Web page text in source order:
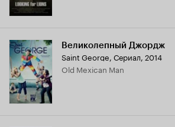
Великолепный Джордж
Saint George, Сериал, 2014
Old Mexican Man